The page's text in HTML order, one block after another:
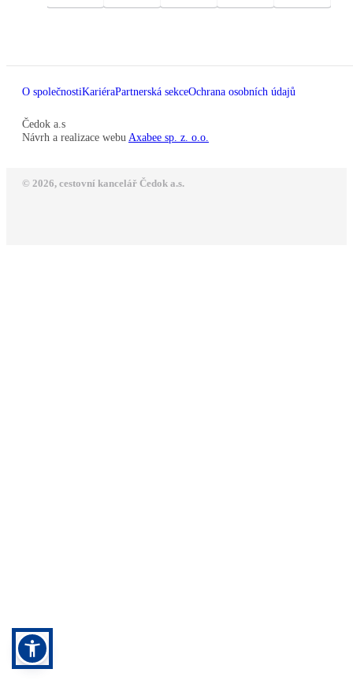
O společnostiKariéraPartnerská sekceOchrana osobních údajů
Čedok a.s
Návrh a realizace webu Axabee sp. z. o.o.
© 2026, cestovní kancelář Čedok a.s.